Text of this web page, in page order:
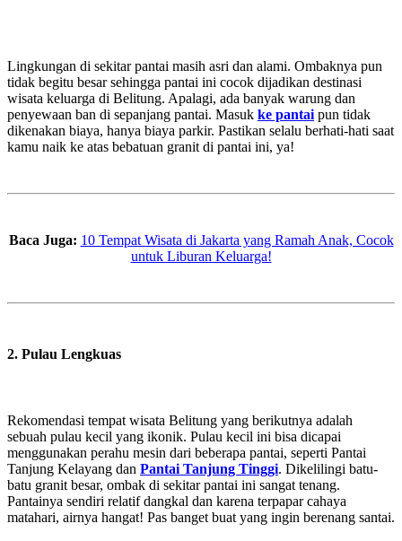
Lingkungan di sekitar pantai masih asri dan alami. Ombaknya pun
tidak begitu besar sehingga pantai ini cocok dijadikan destinasi
wisata keluarga di Belitung. Apalagi, ada banyak warung dan
penyewaan ban di sepanjang pantai. Masuk ke pantai pun tidak
dikenakan biaya, hanya biaya parkir. Pastikan selalu berhati-hati saat
kamu naik ke atas bebatuan granit di pantai ini, ya!
Baca Juga: 10 Tempat Wisata di Jakarta yang Ramah Anak, Cocok
untuk Liburan Keluarga!
2. Pulau Lengkuas
Rekomendasi tempat wisata Belitung yang berikutnya adalah
sebuah pulau kecil yang ikonik. Pulau kecil ini bisa dicapai
menggunakan perahu mesin dari beberapa pantai, seperti Pantai
Tanjung Kelayang dan Pantai Tanjung Tinggi. Dikelilingi batu-
batu granit besar, ombak di sekitar pantai ini sangat tenang.
Pantainya sendiri relatif dangkal dan karena terpapar cahaya
matahari, airnya hangat! Pas banget buat yang ingin berenang santai.